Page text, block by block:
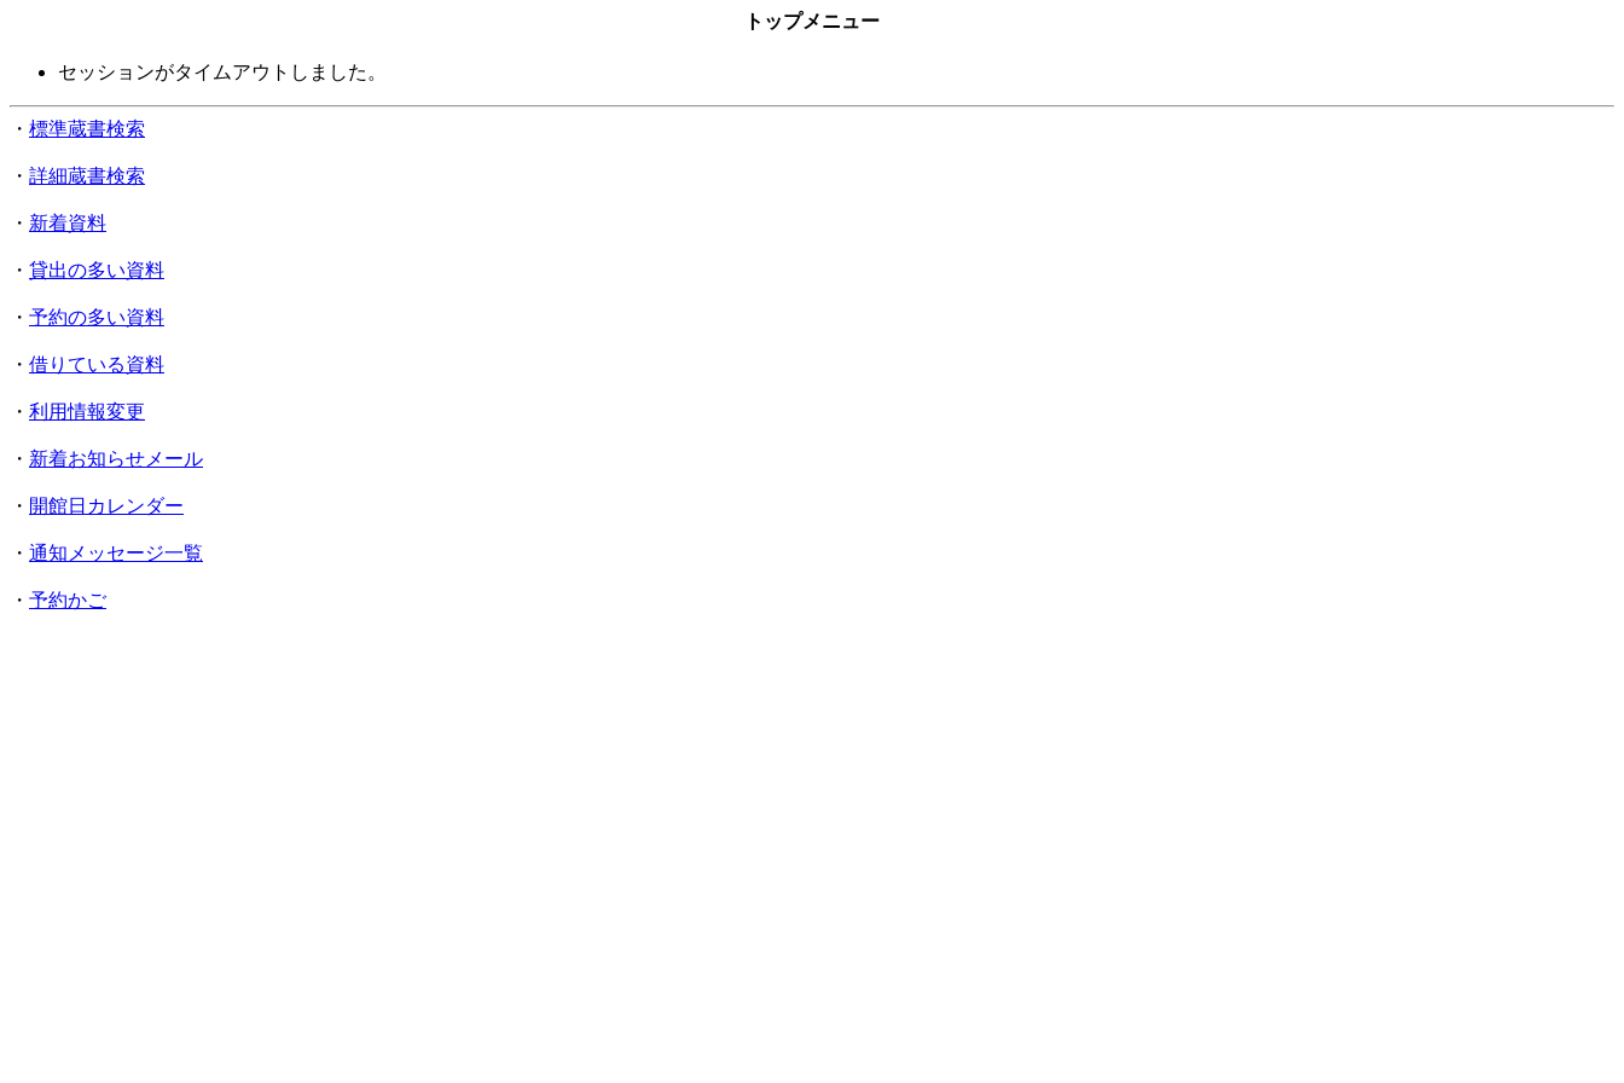
トップメニュー
セッションがタイムアウトしました。
・ 標準蔵書検索
・ 詳細蔵書検索
・ 新着資料
・ 貸出の多い資料
・ 予約の多い資料
・ 借りている資料
・ 利用情報変更
・ 新着お知らせメール
・ 開館日カレンダー
・ 通知メッセージ一覧
・ 予約かご